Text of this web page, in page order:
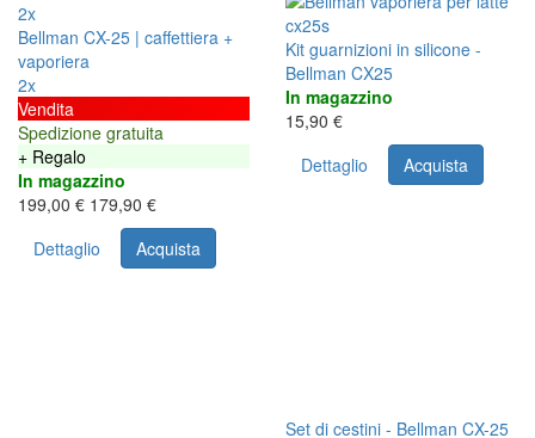
2x
Bellman CX-25 | caffettiera +
vaporiera
2x
Vendita
Spedizione gratuita
+ Regalo
In magazzino
199,00 € 179,90 €
Dettaglio
Acquista
Kit guarnizioni in silicone -
Bellman CX25
In magazzino
15,90 €
Dettaglio
Acquista
Set di cestini - Bellman CX-25